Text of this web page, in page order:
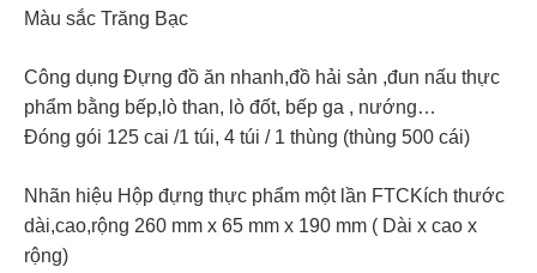
Màu sắc Trăng Bạc
Công dụng Đựng đồ ăn nhanh,đồ hải sản ,đun nấu thực
phẩm bằng bếp,lò than, lò đốt, bếp ga , nướng…
Đóng gói 125 cai /1 túi, 4 túi / 1 thùng (thùng 500 cái)
Nhãn hiệu Hộp đựng thực phẩm một lần FTCKích thước
dài,cao,rộng 260 mm x 65 mm x 190 mm ( Dài x cao x
rộng)